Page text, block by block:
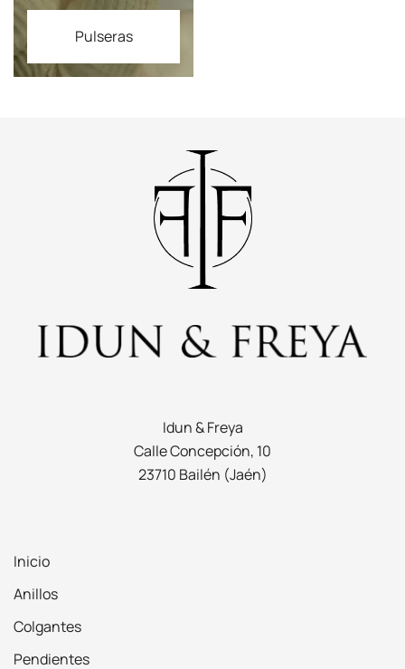
Pulseras
Idun & Freya
Calle Concepción, 10
23710 Bailén (Jaén)
Inicio
Anillos
Colgantes
Pendientes